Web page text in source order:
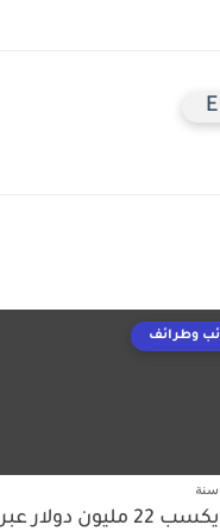
وطرائف
طفل يكسب 22 مليون دولار عبر